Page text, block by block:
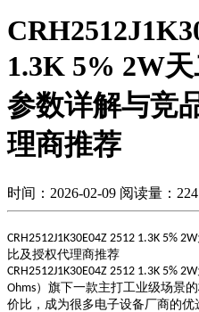
1.3K 5% 2W
参数详解与竞
理商推荐
时间：2026-02-09 阅读量：224
CRH2512J1K30E04Z 2512 1.3K 5% 2W
比及授权代理商推荐
CRH2512J1K30E04Z 2512 1.3K 5% 2W
Ohms）旗下一款主打工业级场景
价比，成为很多电子设备厂商的